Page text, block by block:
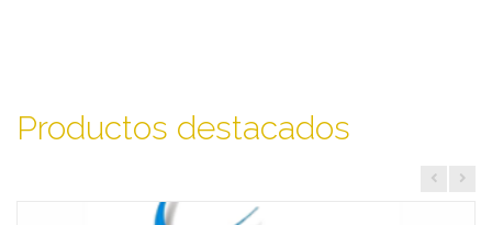
Productos destacados